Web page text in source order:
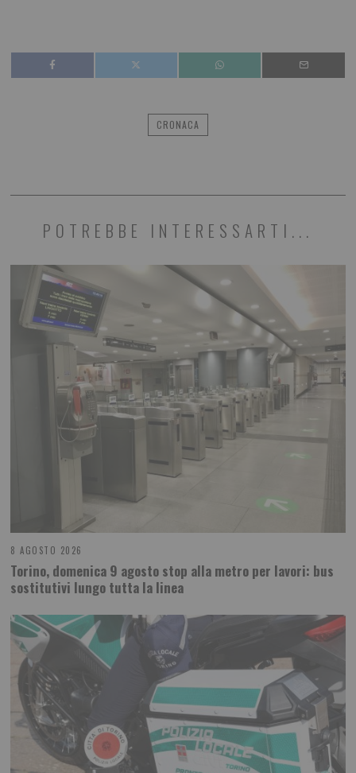
CRONACA
POTREBBE INTERESSARTI...
8 AGOSTO 2026
Torino, domenica 9 agosto stop alla metro per lavori: bus
sostitutivi lungo tutta la linea